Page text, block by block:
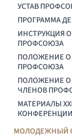
УСТАВ
ПРОГРАММА
ИНСТРУКЦИЯ
ПРОФСОЮЗА
ПОЛОЖЕНИЕ
ПРОФСОЮЗА
ПОЛОЖЕНИЕ О
ЧЛЕНОВ
МАТЕРИАЛЫ
МОЛОДЕЖНЫЙ